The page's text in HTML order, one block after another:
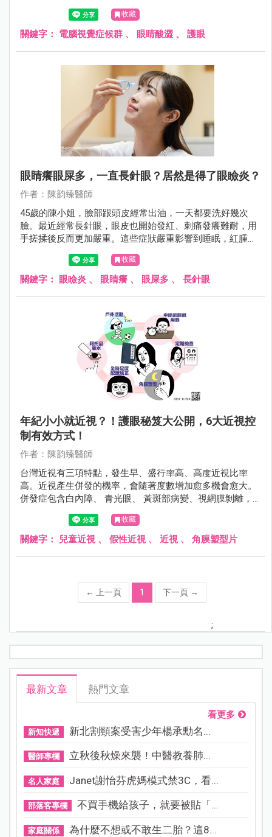
痛，與不當的姿勢及螢幕位置息息相關。同時，可能還伴隨
視力相關症狀，如視力模糊、假性近視、聚焦困難，這些問
題可能和眼鏡度數、光線、螢幕本身有關。眼表症狀也是常
可能降低工作效率，還可能對眼睛和肌肉骨骼健康造成影
收藏
關鍵字： 電腦視覺症候群 、 眼睛酸澀 、 護眼
眼睛癢眼屎多，一直長針眼？居然是得了眼瞼炎？
作者：陳韵臻醫師
45歲的陳小姐，臉部跟頭皮經常出油，一天都要洗好幾次
臉。最近經常長針眼，眼皮也開始發紅、刺痛發癢難耐，用
手搓揉後反而更加嚴重。這些症狀嚴重影響到睡眠，紅腫的
雙眼也常讓人誤以為他剛哭過，造成他生活很大的困擾。到
皮膚科及眼科就診後，才知道原來自己得了脂漏性皮膚炎，
且有嚴重的眼瞼炎。
收藏
關鍵字： 眼瞼炎 、 眼睛癢 、 眼屎多 、 長針眼
年紀小小就近視？！護眼秘笈大公開，6大近視控
制有效方式！
作者：陳韵臻醫師
台灣近視有三項特點，發生早、盛行率高、高度近視比率
高。近視產生併發的機率，會隨著度數增加愈多機會愈大。
併發症包含白內障、 青光眼、 黃斑部病變、視網膜剝離，
甚至導致失明。
收藏
關鍵字： 兒童近視 、 假性近視 、 近視 、 角膜塑型片
← 上一頁 1 下一頁 →
;
最新文章 熱門文章
看更多
新知快遞 新北割頸案受害少年楊承勳名...
醫師專欄 立秋後秋燥來襲！中醫教養肺...
名人家庭 Janet謝怡芬虎媽模式禁3C，看...
部落客專欄 不買手機給孩子，就要被貼「...
家庭關係 為什麼不想或不敢生二胎？這8...